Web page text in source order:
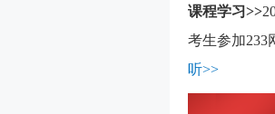
课程学习>>
考生参加233
听>>